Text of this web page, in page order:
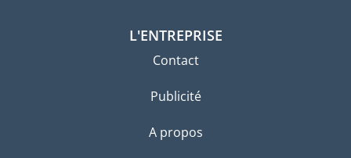
L'ENTREPRISE
Contact
Publicité
A propos